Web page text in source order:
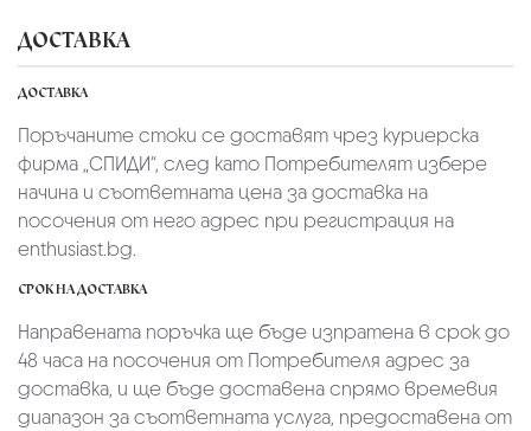
ДОСТАВКА
ДОСТАВКА
Поръчаните стоки се доставят чрез куриерскa
фирмa „СПИДИ“, след като Потребителят избере
начина и съответната цена за доставка на
посочения от него адрес при регистрация на
enthusiast.bg.
СРОК НА ДОСТАВКА
Направената поръчка ще бъде изпратена в срок до
48 часа на посочения от Потребителя адрес за
доставка, и ще бъде доставена спрямо времевия
диапазон за съответната услуга, предоставена от